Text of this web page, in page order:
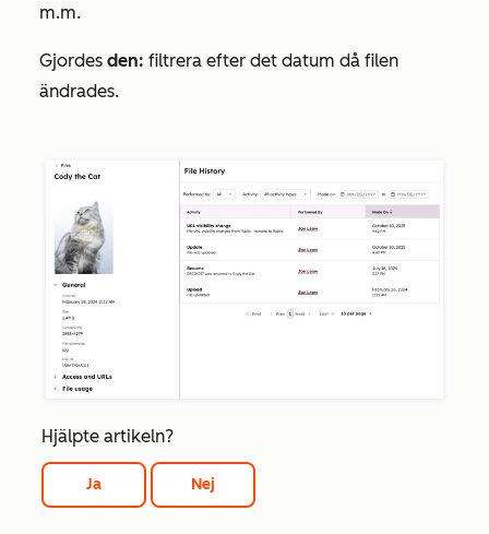
m.m.
Gjordes den: filtrera efter det datum då filen
ändrades.
Hjälpte artikeln?
Ja Nej